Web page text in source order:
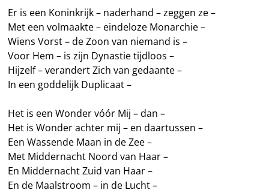
Er is een Koninkrijk – naderhand – zeggen ze –
Met een volmaakte – eindeloze Monarchie –
Wiens Vorst – de Zoon van niemand is –
Voor Hem – is zijn Dynastie tijdloos –
Hijzelf – verandert Zich van gedaante –
In een goddelijk Duplicaat –
Het is een Wonder vóór Mij – dan –
Het is Wonder achter mij – en daartussen –
Een Wassende Maan in de Zee –
Met Middernacht Noord van Haar –
En Middernacht Zuid van Haar –
En de Maalstroom – in de Lucht –